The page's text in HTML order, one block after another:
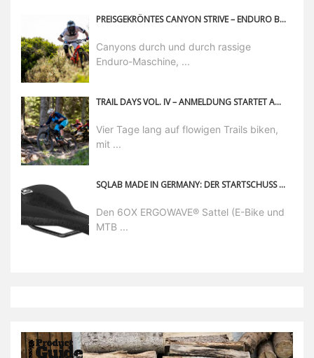
PREISGEKRÖNTES CANYON STRIVE – ENDURO BIKE MIT FRISCHEN FARBEN UND SPECS FÜR 21
Canyons durch und durch rassige
Enduro-Maschine, ...
TRAIL DAYS VOL. IV – ANMELDUNG STARTET AM 9. FEBRUAR!
Vier Tage lang auf flowigen Trails biken,
mit ...
SQLAB MADE IN GERMANY: DER STARTSCHUSS FÜR DIE ERSTEN SQLAB SÄTTEL „MADE IN GERMANY“ IST GEFALLEN!
Den 6OX ERGOWAVE® Sattel (E-Bike und
MTB ...